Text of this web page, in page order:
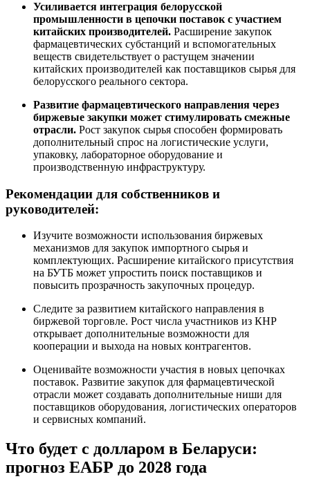
Усиливается интеграция белорусской
промышленности в цепочки поставок с участием
китайских производителей. Расширение закупок
фармацевтических субстанций и вспомогательных
веществ свидетельствует о растущем значении
китайских производителей как поставщиков сырья для
белорусского реального сектора.
Развитие фармацевтического направления через
биржевые закупки может стимулировать смежные
отрасли. Рост закупок сырья способен формировать
дополнительный спрос на логистические услуги,
упаковку, лабораторное оборудование и
производственную инфраструктуру.
Рекомендации для собственников и
руководителей:
Изучите возможности использования биржевых
механизмов для закупок импортного сырья и
комплектующих. Расширение китайского присутствия
на БУТБ может упростить поиск поставщиков и
повысить прозрачность закупочных процедур.
Следите за развитием китайского направления в
биржевой торговле. Рост числа участников из КНР
открывает дополнительные возможности для
кооперации и выхода на новых контрагентов.
Оценивайте возможности участия в новых цепочках
поставок. Развитие закупок для фармацевтической
отрасли может создавать дополнительные ниши для
поставщиков оборудования, логистических операторов
и сервисных компаний.
Что будет с долларом в Беларуси:
прогноз ЕАБР до 2028 года